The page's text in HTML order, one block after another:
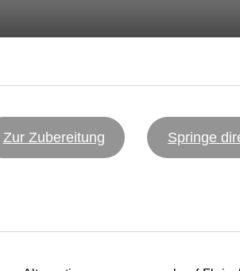
Zur Zubereitung Springe